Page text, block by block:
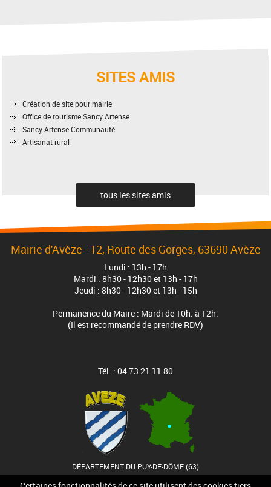
SITES AMIS
Création de site pour mairie
Office de tourisme Sancy Artense
Sancy Artense Communauté
Artisanat rural
tous les sites amis
Mairie d'Avèze - 12, Route des Gorges, 63690 Avèze
Lundi : 13h - 17h
Mardi : 8h30 - 12h30 et 13h - 17h
Jeudi : 8h30 - 12h30 et 13h - 15h
Permanence du Maire : Mardi de 10h. à 12h.
(Il est recommandé de prendre RDV)
Tél. : 04 73 21 11 80
DÉPARTEMENT DU PUY-DE-DÔME (63)